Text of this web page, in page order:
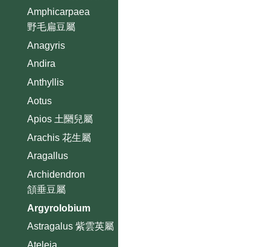
Amphicarpaea
野毛扁豆屬
Anagyris
Andira
Anthyllis
Aotus
Apios 土圞兒屬
Arachis 花生屬
Aragallus
Archidendron
頷垂豆屬
Argyrolobium
Astragalus 紫雲英屬
Ateleia